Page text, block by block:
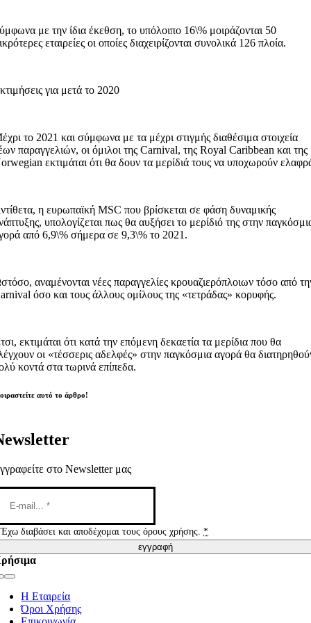
με την ίδια έκεθση, το υπόλοιπο 16\% μοιράζονται 50
εταιρείες οι οποίες διαχειρίζονται συνολικά 126 πλοία.
για μετά το 2020
το 2021 και σύμφωνα με τα μέχρι στιγμής διαθέσιμα στοιχεία
παραγγελιών, οι όμιλοι της Carnival, της Royal Caribbean και της
εκτιμάται ότι θα δουν τα μερίδιά τους να υποχωρούν
η ευρωπαϊκή MSC που βρίσκεται σε φάση δυναμικής
υπολογίζεται πως θα αυξήσει το μερίδιό της στην
από 6,9\% σήμερα σε 9,3\% το 2021.
αναμένονται νέες παραγγελίες κρουαζιερόπλοιων τόσο από
όσο και τους άλλους ομίλους της «τετράδας» κορυφής.
εκτιμάται ότι κατά την επόμενη δεκαετία τα μερίδια που θα
οι «τέσσερις αδελφές» στην παγκόσμια αγορά θα
κοντά στα τωρινά επίπεδα.
αυτό το άρθρο!
στο Newsletter μας
Έχω διαβάσει και αποδέχομαι τους όρους χρήσης.*
εγγραφή
Η Εταιρεία
Όροι Χρήσης